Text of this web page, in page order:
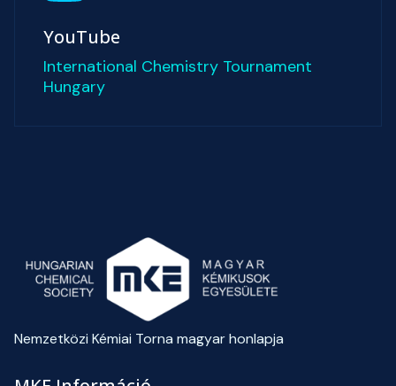
YouTube
International Chemistry Tournament
Hungary
Nemzetközi Kémiai Torna magyar honlapja